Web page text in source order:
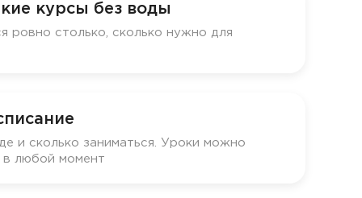
курсы без воды
ровно столько, сколько нужно для
и сколько заниматься. Уроки можно
в любой момент